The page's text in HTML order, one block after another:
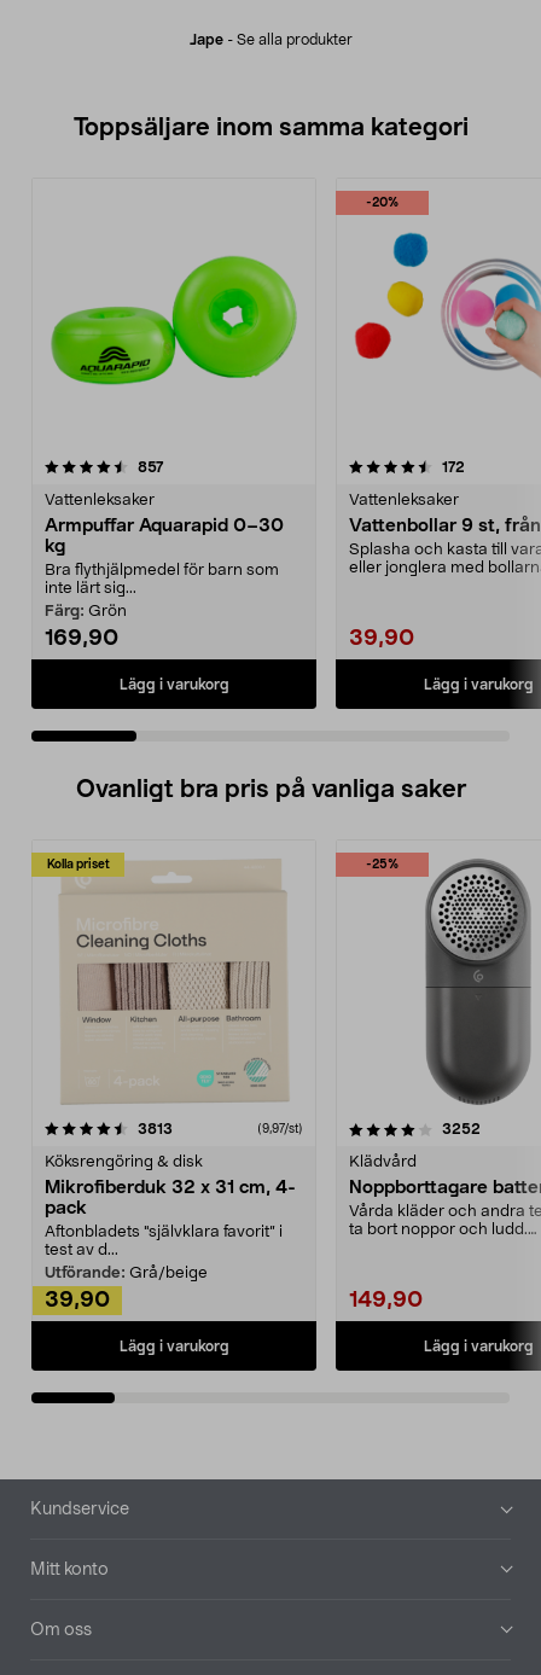
Jape- Se alla produkter
Toppsäljare inom samma kategori
857recensioner
Vattenleksaker
Armpuffar Aquarapid 0–30
kg
Bra flythjälpmedel för barn som
inte lärt sig...
Färg: Grön
169,90
Lägg i varukorg
-20%
4.5 av 5 stjärnor 172
Vattenleksaker
Vattenbollar 9 st,
Splasha och kasta till
eller jonglera med
39,90
Lägg i varukorg
3.5 av 5 stjärnor
Ovanligt bra pris på vanliga saker
Kolla priset
3813 (9,97/st)
Köksrengöring & disk
Mikrofiberduk 32 x 31 cm, 4-
pack
Aftonbladets "självklara favorit” i
test av d...
Utförande: Grå/beige
39,90
Lägg i varukorg
-25%
4.0av 5 stjärnor 3252
Klädvård
Noppborttagare
Vårda kläder och andra
ta bort noppor och ludd.
149,90
Lägg i varukorg
4.5av 5 stjärnor
Sidfot
Kundservice
Mitt konto
Om oss